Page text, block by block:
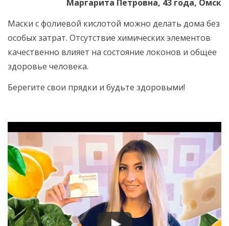
Маргарита Петровна, 43 года, Омск
Маски с фолиевой кислотой можно делать дома без
особых затрат. Отсутствие химических элементов
качественно влияет на состояние локонов и общее
здоровье человека.
Берегите свои прядки и будьте здоровыми!